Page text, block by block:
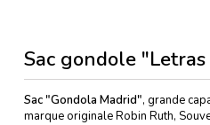
Sac gondole
Sac "Gondola Madrid", grande
marque originale Robin Ruth,